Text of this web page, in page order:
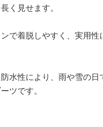
く見せます。
で着脱しやすく、実用性
水性により、雨や雪の日
ツです。